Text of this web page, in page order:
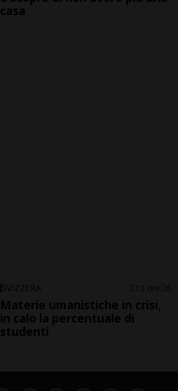
casa
SVIZZERA 13 ore 6
Materie umanistiche in crisi,
in calo la percentuale di
studenti